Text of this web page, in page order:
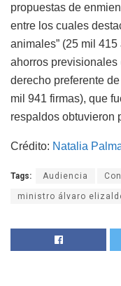
propuestas de
entre los cuales
animales” (25 mil 415
ahorros previsionales
derecho preferente
mil 941 firmas), que
respaldos obtuvieron
Crédito: Natalia
Tags: Audiencia
ministro álvaro